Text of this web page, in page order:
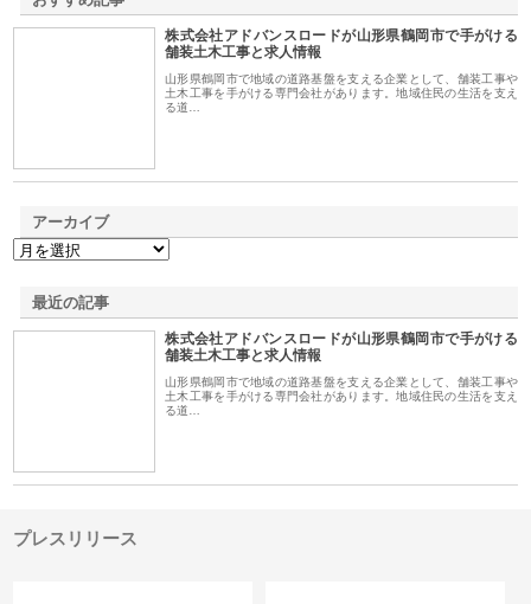
株式会社アドバンスロードが山形県鶴岡市で手がける
舗装土木工事と求人情報
山形県鶴岡市で地域の道路基盤を支える企業として、舗装工事や
土木工事を手がける専門会社があります。地域住民の生活を支え
る道…
アーカイブ
最近の記事
株式会社アドバンスロードが山形県鶴岡市で手がける
舗装土木工事と求人情報
山形県鶴岡市で地域の道路基盤を支える企業として、舗装工事や
土木工事を手がける専門会社があります。地域住民の生活を支え
る道…
プレスリリース